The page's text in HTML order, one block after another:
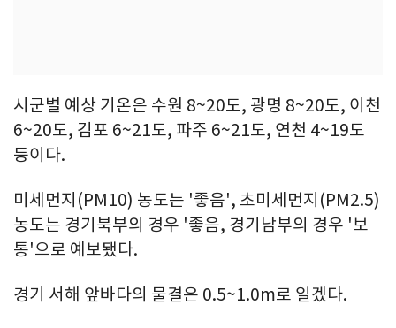
시군별 예상 기온은 수원 8~20도, 광명 8~20도, 이천
6~20도, 김포 6~21도, 파주 6~21도, 연천 4~19도
등이다.
미세먼지(PM10) 농도는 '좋음', 초미세먼지(PM2.5)
농도는 경기북부의 경우 '좋음, 경기남부의 경우 '보
통'으로 예보됐다.
경기 서해 앞바다의 물결은 0.5~1.0m로 일겠다.